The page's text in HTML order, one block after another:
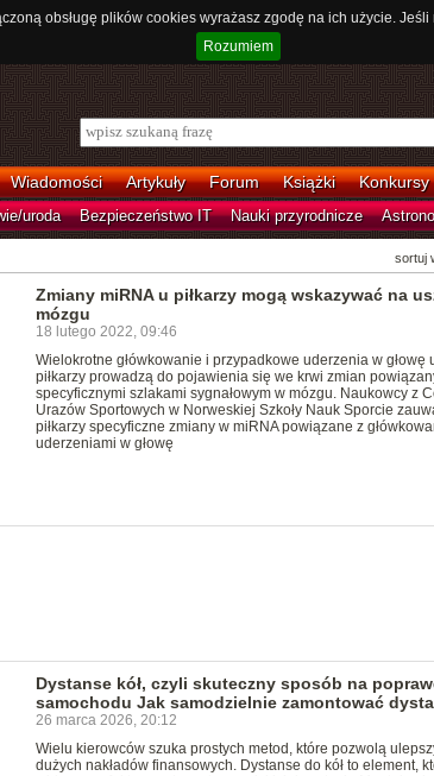
obsługę plików cookies wyrażasz zgodę na ich użycie.
Rozumiem
Wiadomości Artykuły Forum Książki Konkursy
uroda Bezpieczeństwo IT Nauki przyrodnicze
sortuj
Zmiany miRNA u piłkarzy mogą wskazywać na
mózgu
18 lutego 2022, 09:46
Wielokrotne główkowanie i przypadkowe uderzenia w głowę
piłkarzy prowadzą do pojawienia się we krwi zmian
specyficznymi szlakami sygnałowym w mózgu. Naukowcy z
Urazów Sportowych w Norweskiej Szkoły Nauk Sporcie
piłkarzy specyficzne zmiany w miRNA powiązane z
uderzeniami w głowę
Dystanse kół, czyli skuteczny sposób na
samochodu Jak samodzielnie zamontować
26 marca 2026, 20:12
Wielu kierowców szuka prostych metod, które pozwolą
dużych nakładów finansowych. Dystanse do kół to element,